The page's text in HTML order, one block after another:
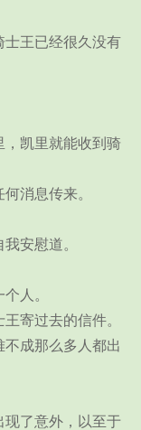
王已经很久没有
凯里就能收到骑
消息传来。
安慰道。
人。
寄过去的信件。
成那么多人都出
了意外，以至于